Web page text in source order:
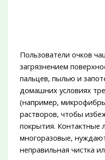
Пользователи очков
загрязнением
пальцев, пылью и
домашних условиях
(например,
растворов, чтобы
покрытия. Контактные
многоразовые,
неправильная чистка